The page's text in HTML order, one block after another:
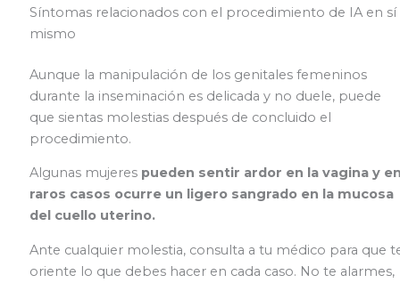
Síntomas relacionados con el procedimiento de IA en sí
mismo
Aunque la manipulación de los genitales femeninos
durante la inseminación es delicada y no duele, puede
que sientas molestias después de concluido el
procedimiento.
Algunas mujeres pueden sentir ardor en la vagina y
raros casos ocurre un ligero sangrado en la mucosa
del cuello uterino.
Ante cualquier molestia, consulta a tu médico para que
oriente lo que debes hacer en cada caso. No te alarmes,